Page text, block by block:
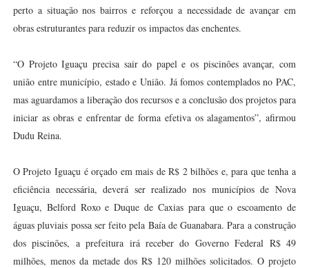
perto a situação nos bairros e reforçou a necessidade de avançar em
obras estruturantes para reduzir os impactos das enchentes.
“O Projeto Iguaçu precisa sair do papel e os piscinões avançar, com
união entre município, estado e União. Já fomos contemplados no PAC,
mas aguardamos a liberação dos recursos e a conclusão dos projetos para
iniciar as obras e enfrentar de forma efetiva os alagamentos”, afirmou
Dudu Reina.
O Projeto Iguaçu é orçado em mais de R$ 2 bilhões e, para que tenha a
eficiência necessária, deverá ser realizado nos municípios de Nova
Iguaçu, Belford Roxo e Duque de Caxias para que o escoamento de
águas pluviais possa ser feito pela Baía de Guanabara. Para a construção
dos piscinões, a prefeitura irá receber do Governo Federal R$ 49
milhões, menos da metade dos R$ 120 milhões solicitados. O projeto